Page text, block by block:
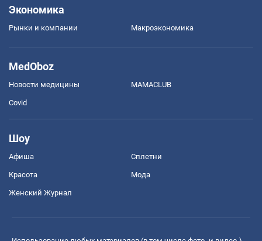
Экономика
Рынки и компании Mакроэкономика
MedOboz
Новости медицины MAMACLUB
Covid
Шоу
Афиша Сплетни
Красота Мода
Женский Журнал